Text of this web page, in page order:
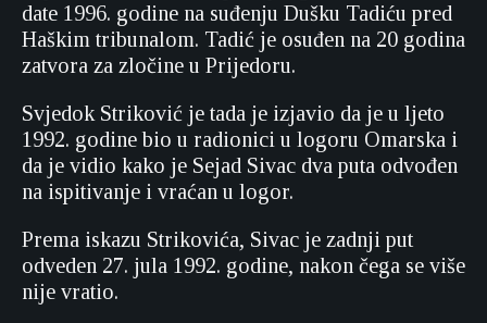
date 1996. godine na suđenju Dušku Tadiću pred
Haškim tribunalom. Tadić je osuđen na 20 godina
zatvora za zločine u Prijedoru.
Svjedok Striković je tada je izjavio da je u ljeto
1992. godine bio u radionici u logoru Omarska i
da je vidio kako je Sejad Sivac dva puta odvođen
na ispitivanje i vraćan u logor.
Prema iskazu Strikovića, Sivac je zadnji put
odveden 27. jula 1992. godine, nakon čega se više
nije vratio.